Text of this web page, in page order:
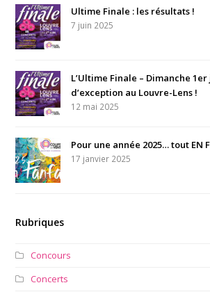
Ultime Finale : les résultats !
7 juin 2025
L’Ultime Finale – Dimanche
d’exception au Louvre-Lens !
12 mai 2025
Pour une année 2025… tout EN
17 janvier 2025
Rubriques
Concours
Concerts